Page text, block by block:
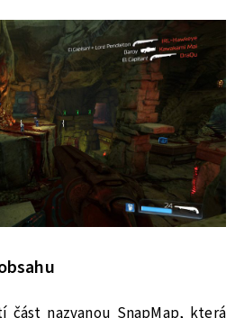
nazvanou SnapMap, která